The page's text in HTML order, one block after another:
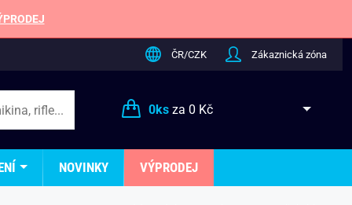
ČR/CZK Zákaznická zóna
0ksza 0 Kč
NOVINKY VÝPRODEJ